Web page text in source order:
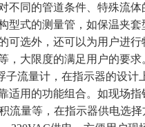
不同的管道条件、特殊流体
型式的测量管，如保温夹套
可选外，还可以为用户进行
，大限度的满足用户的要求
子流量计，在指示器的设计
适用的功能组合。如现场指
流量等，在指示器供电选